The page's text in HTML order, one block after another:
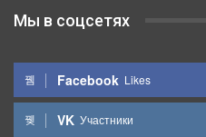
Мы в соцсетях
Facebook Likes
VK Участники